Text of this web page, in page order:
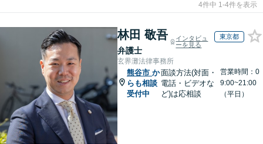
4件中 1-4件を表示
林田 敬吾
弁護士
インタビュ
ーを見る
東京都
玄界灘法律事務所
熊谷市 か
らも相談
受付中
面談方法(対面・
電話・ビデオな
ど)は応相談
営業時間：0
9:00~21:00
（平日）